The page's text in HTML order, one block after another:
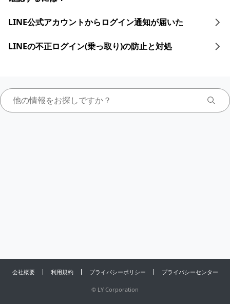
LINE公式アカウントからログイン通知が届いた
LINEの不正ログイン(乗っ取り)の防止と対処
会社概要 利用規約 プライバシーポリシー プライバシーセンター
© LY Corporation